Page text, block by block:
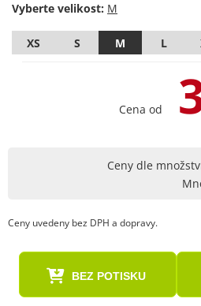
Vyberte velikost:
XS S M L
Cena od
Ceny dle
Ceny uvedeny bez DPH a dopravy.
BEZ POTISKU